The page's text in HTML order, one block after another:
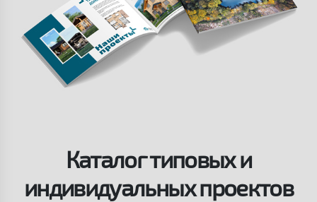
Каталог типовых и
индивидуальных проектов